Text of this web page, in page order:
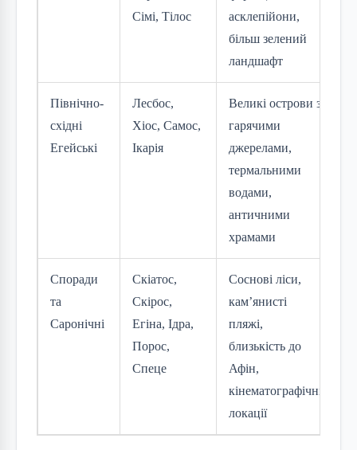
Сімі, Тілос
асклепійони,
більш зелений
ландшафт
Північно-
східні
Егейські
Лесбос,
Хіос, Самос,
Ікарія
Великі острови з
гарячими
джерелами,
термальними
водами,
античними
храмами
Споради
та
Саронічні
Скіатос,
Скірос,
Егіна, Ідра,
Порос,
Спеце
Соснові ліси,
кам’янисті
пляжі,
близькість до
Афін,
кінематографічні
локації